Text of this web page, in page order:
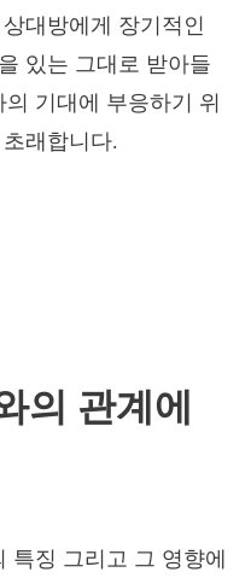
대방에게 장기적인
있는 그대로 받아들
기대에 부응하기 위
래합니다.
의 관계에
특징 그리고 그 영향에